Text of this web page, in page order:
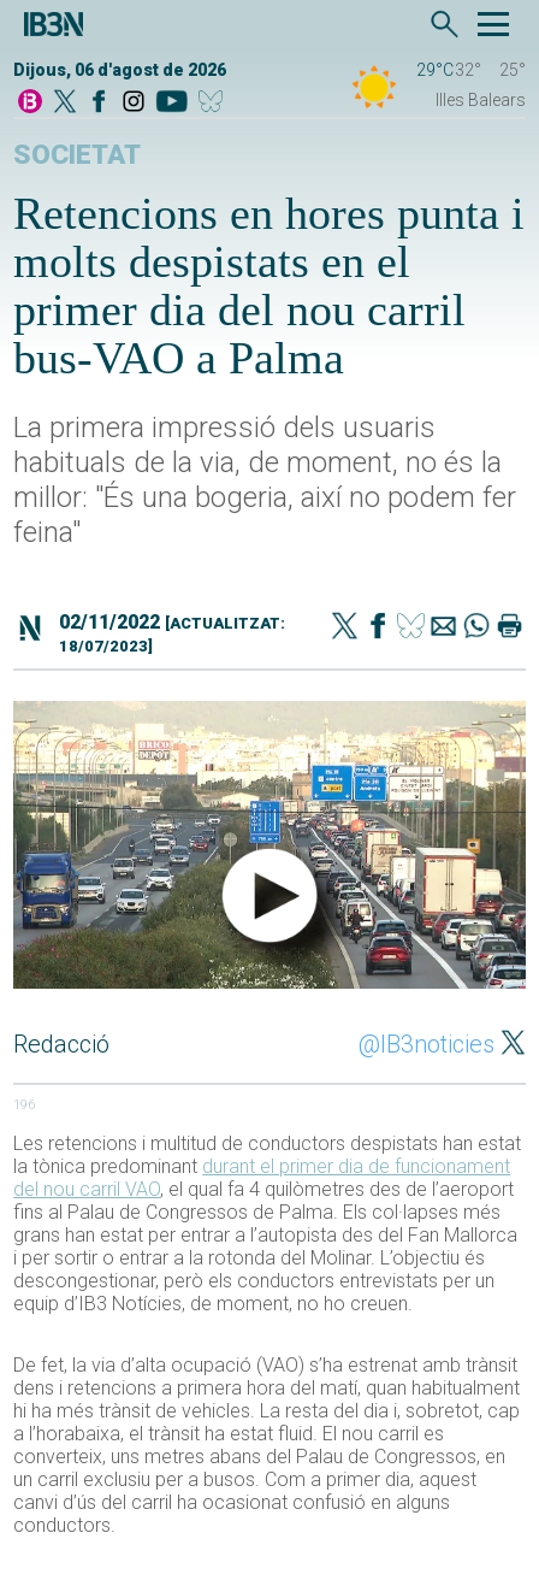
Dijous, 06 d'agost de 2026 29°C32°
25°
Illes Balears
SOCIETAT
Retencions en hores punta i
molts despistats en el
primer dia del nou carril
bus-VAO a Palma
La primera impressió dels usuaris
habituals de la via, de moment, no és la
millor: "És una bogeria, així no podem fer
feina"
02/11/2022 [ACTUALITZAT:
18/07/2023]
Redacció @IB3noticies
196
Les retencions i multitud de conductors despistats han estat
la tònica predominant durant el primer dia de funcionament
del nou carril VAO, el qual fa 4 quilòmetres des de l’aeroport
fins al Palau de Congressos de Palma. Els col·lapses més
grans han estat per entrar a l’autopista des del Fan Mallorca
i per sortir o entrar a la rotonda del Molinar. L’objectiu és
descongestionar, però els conductors entrevistats per un
equip d’IB3 Notícies, de moment, no ho creuen.
De fet, la via d’alta ocupació (VAO) s’ha estrenat amb trànsit
dens i retencions a primera hora del matí, quan habitualment
hi ha més trànsit de vehicles. La resta del dia i, sobretot, cap
a l’horabaixa, el trànsit ha estat fluid. El nou carril es
converteix, uns metres abans del Palau de Congressos, en
un carril exclusiu per a busos. Com a primer dia, aquest
canvi d’ús del carril ha ocasionat confusió en alguns
conductors.